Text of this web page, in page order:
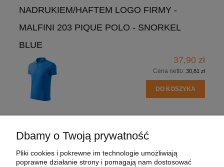
NADRUKIEM/HAFTEM LOGO FIRMY -
MALFINI 203 PIQUE POLO - SNORKEL
BLUE
37,90 zł
Cena netto: 30,81 zł
DO KOSZYKA
Dbamy o Twoją prywatność
Pliki cookies i pokrewne im technologie umożliwiają
poprawne działanie strony i pomagają nam dostosować